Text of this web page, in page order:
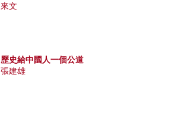
來文
歷史給中國人一個公道
張建雄